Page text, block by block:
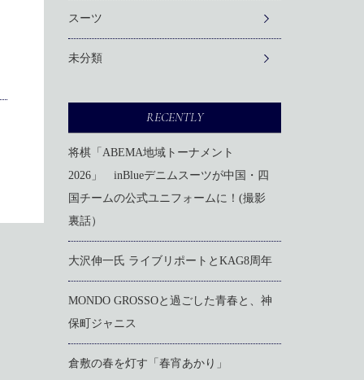
スーツ
未分類
RECENTLY
将棋「ABEMA地域トーナメント
2026」 inBlueデニムスーツが中国・四
国チームの公式ユニフォームに！(撮影
裏話）
大沢伸一氏 ライブリポートとKAG8周年
MONDO GROSSOと過ごした青春と、神
保町ジャニス
倉敷の春を灯す「春宵あかり」